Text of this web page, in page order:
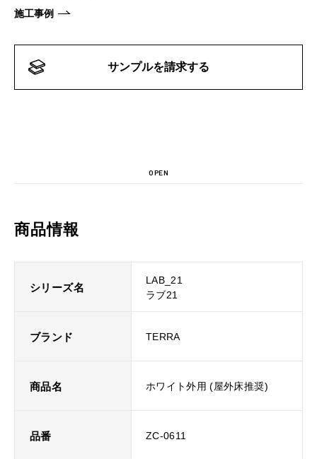
施工事例
サンプルを請求する
OPEN
商品情報
シリーズ名
LAB_21
ラブ21
ブランド TERRA
商品名 ホワイト外用 (屋外床推奨)
品番 ZC-0611